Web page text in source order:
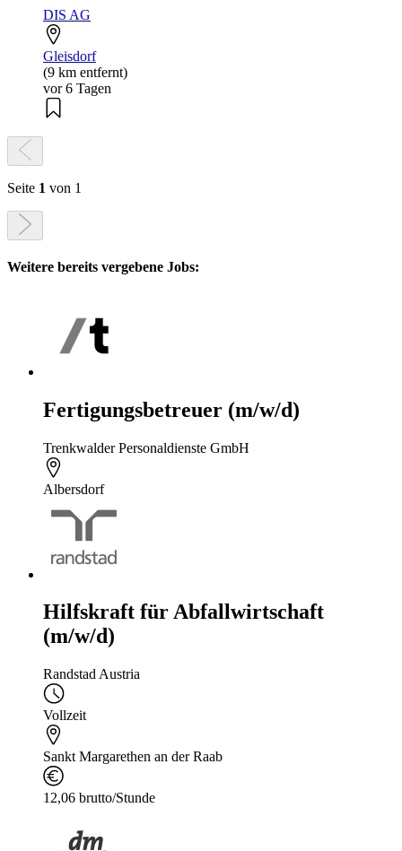
DIS AG
Gleisdorf
(9 km entfernt)
vor 6 Tagen
Seite 1 von 1
Weitere bereits vergebene Jobs:
Fertigungsbetreuer (m/w/d)
Trenkwalder Personaldienste GmbH
Albersdorf
Hilfskraft für Abfallwirtschaft
(m/w/d)
Randstad Austria
Vollzeit
Sankt Margarethen an der Raab
12,06 brutto/Stunde